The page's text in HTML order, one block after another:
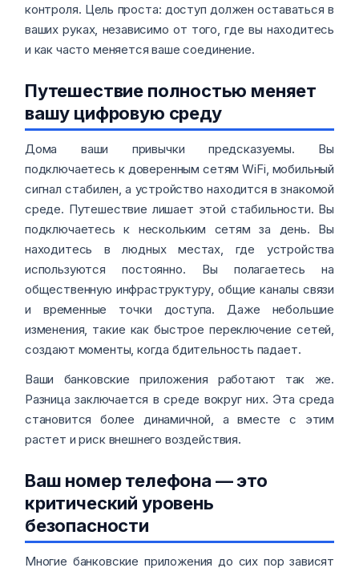
контроля. Цель проста: доступ должен оставаться в
ваших руках, независимо от того, где вы находитесь
и как часто меняется ваше соединение.
Путешествие полностью меняет
вашу цифровую среду
Дома ваши привычки предсказуемы. Вы
подключаетесь к доверенным сетям WiFi, мобильный
сигнал стабилен, а устройство находится в знакомой
среде. Путешествие лишает этой стабильности. Вы
подключаетесь к нескольким сетям за день. Вы
находитесь в людных местах, где устройства
используются постоянно. Вы полагаетесь на
общественную инфраструктуру, общие каналы связи
и временные точки доступа. Даже небольшие
изменения, такие как быстрое переключение сетей,
создают моменты, когда бдительность падает.
Ваши банковские приложения работают так же.
Разница заключается в среде вокруг них. Эта среда
становится более динамичной, а вместе с этим
растет и риск внешнего воздействия.
Ваш номер телефона — это
критический уровень
безопасности
Многие банковские приложения до сих пор зависят